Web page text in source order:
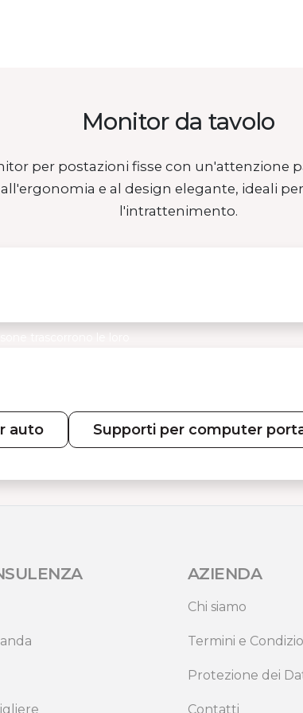
Monitor da tavolo
per postazioni fisse con un'attenzione
e al design elegante, ideali
l'intrattenimento.
auto Supporti per computer
AZIENDA
Chi siamo
Termini e
Protezione dei
Contatti